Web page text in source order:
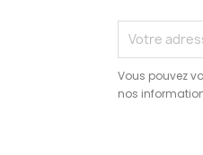
Vous pouvez
nos